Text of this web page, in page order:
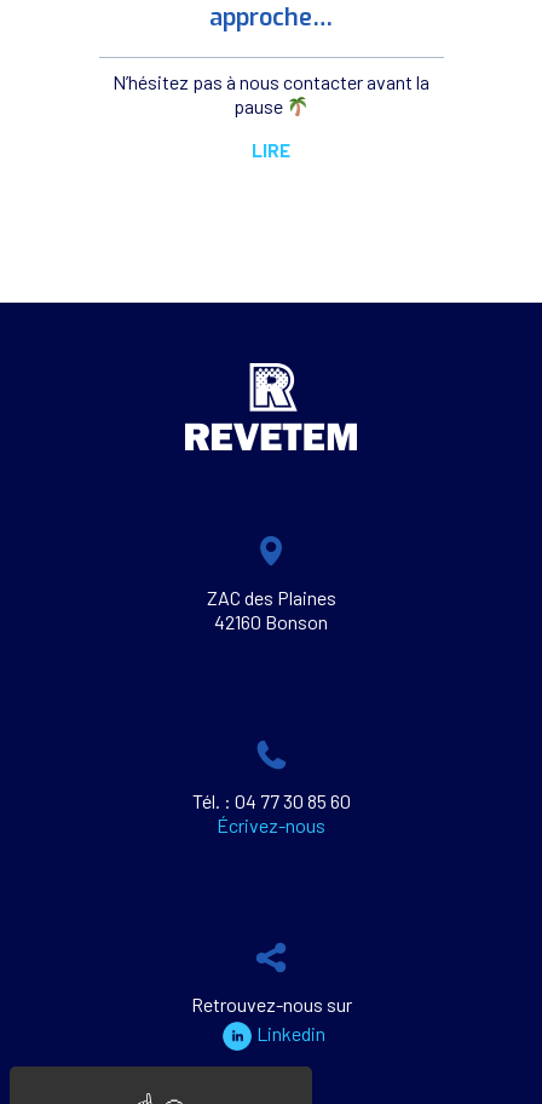
approche…
N’hésitez pas à nous contacter avant la
pause
LIRE
ZAC des Plaines
42160 Bonson
Tél. : 04 77 30 85 60
Écrivez-nous
Retrouvez-nous sur
Linkedin